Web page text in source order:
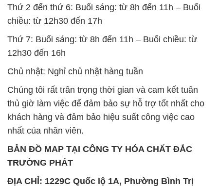
Thứ 2 đến thứ 6: Buổi sáng: từ 8h đến 11h – Buổi
chiều: từ 12h30 đến 17h
Thứ 7: Buổi sáng: từ 8h đến 11h – Buổi chiều: từ
12h30 đến 16h
Chủ nhật: Nghỉ chủ nhật hàng tuần
Chúng tôi rất trân trọng thời gian và cam kết tuân
thủ giờ làm việc để đảm bảo sự hỗ trợ tốt nhất cho
khách hàng và đảm bảo hiệu suất công việc cao
nhất của nhân viên.
BẢN ĐỒ MAP TẠI CÔNG TY HÓA CHẤT ĐẮC
TRƯỜNG PHÁT
ĐỊA CHỈ: 1229C Quốc lộ 1A, Phường Bình Trị